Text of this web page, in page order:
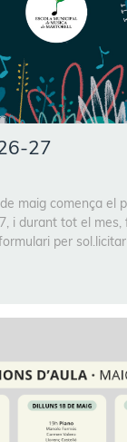
27
maig comença el
i durant tot el mes,
per